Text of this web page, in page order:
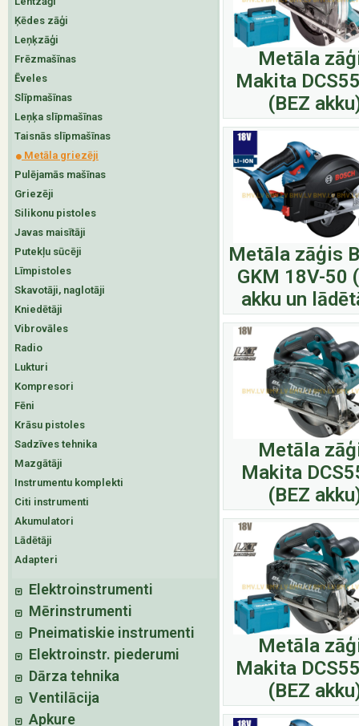
Ķēdes zāģi
Leņķzāģi
Frēzmašīnas
Ēveles
Slīpmašīnas
Leņķa slīpmašīnas
Taisnās slīpmašīnas
Metāla griezēji
Pulējamās mašīnas
Griezēji
Silikonu pistoles
Javas maisītāji
Putekļu sūcēji
Līmpistoles
Skavotāji, naglotāji
Kniedētāji
Vibrovāles
Radio
Lukturi
Kompresori
Fēni
Krāsu pistoles
Sadzīves tehnika
Mazgātāji
Instrumentu komplekti
Citi instrumenti
Akumulatori
Lādētāji
Adapteri
Elektroinstrumenti
Mērinstrumenti
Pneimatiskie instrumenti
Elektroinstr. piederumi
Dārza tehnika
Ventilācija
Apkure
Metāla
Makita
(BEZ
Metāla zāģis
GKM 18V-50
akku un
Metāla
Makita
(BEZ
Metāla
Makita
(BEZ